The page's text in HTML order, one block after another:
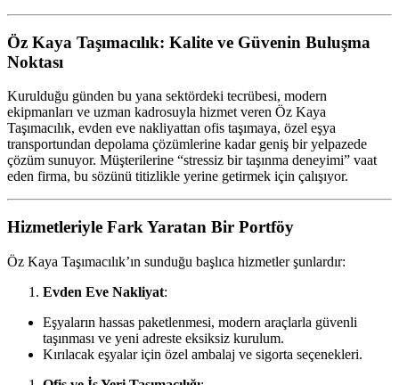
Öz Kaya Taşımacılık: Kalite ve Güvenin Buluşma
Noktası
Kurulduğu günden bu yana sektördeki tecrübesi, modern
ekipmanları ve uzman kadrosuyla hizmet veren Öz Kaya
Taşımacılık, evden eve nakliyattan ofis taşımaya, özel eşya
transportundan depolama çözümlerine kadar geniş bir yelpazede
çözüm sunuyor. Müşterilerine “stressiz bir taşınma deneyimi” vaat
eden firma, bu sözünü titizlikle yerine getirmek için çalışıyor.
Hizmetleriyle Fark Yaratan Bir Portföy
Öz Kaya Taşımacılık’ın sunduğu başlıca hizmetler şunlardır:
Evden Eve Nakliyat:
Eşyaların hassas paketlenmesi, modern araçlarla güvenli
taşınması ve yeni adreste eksiksiz kurulum.
Kırılacak eşyalar için özel ambalaj ve sigorta seçenekleri.